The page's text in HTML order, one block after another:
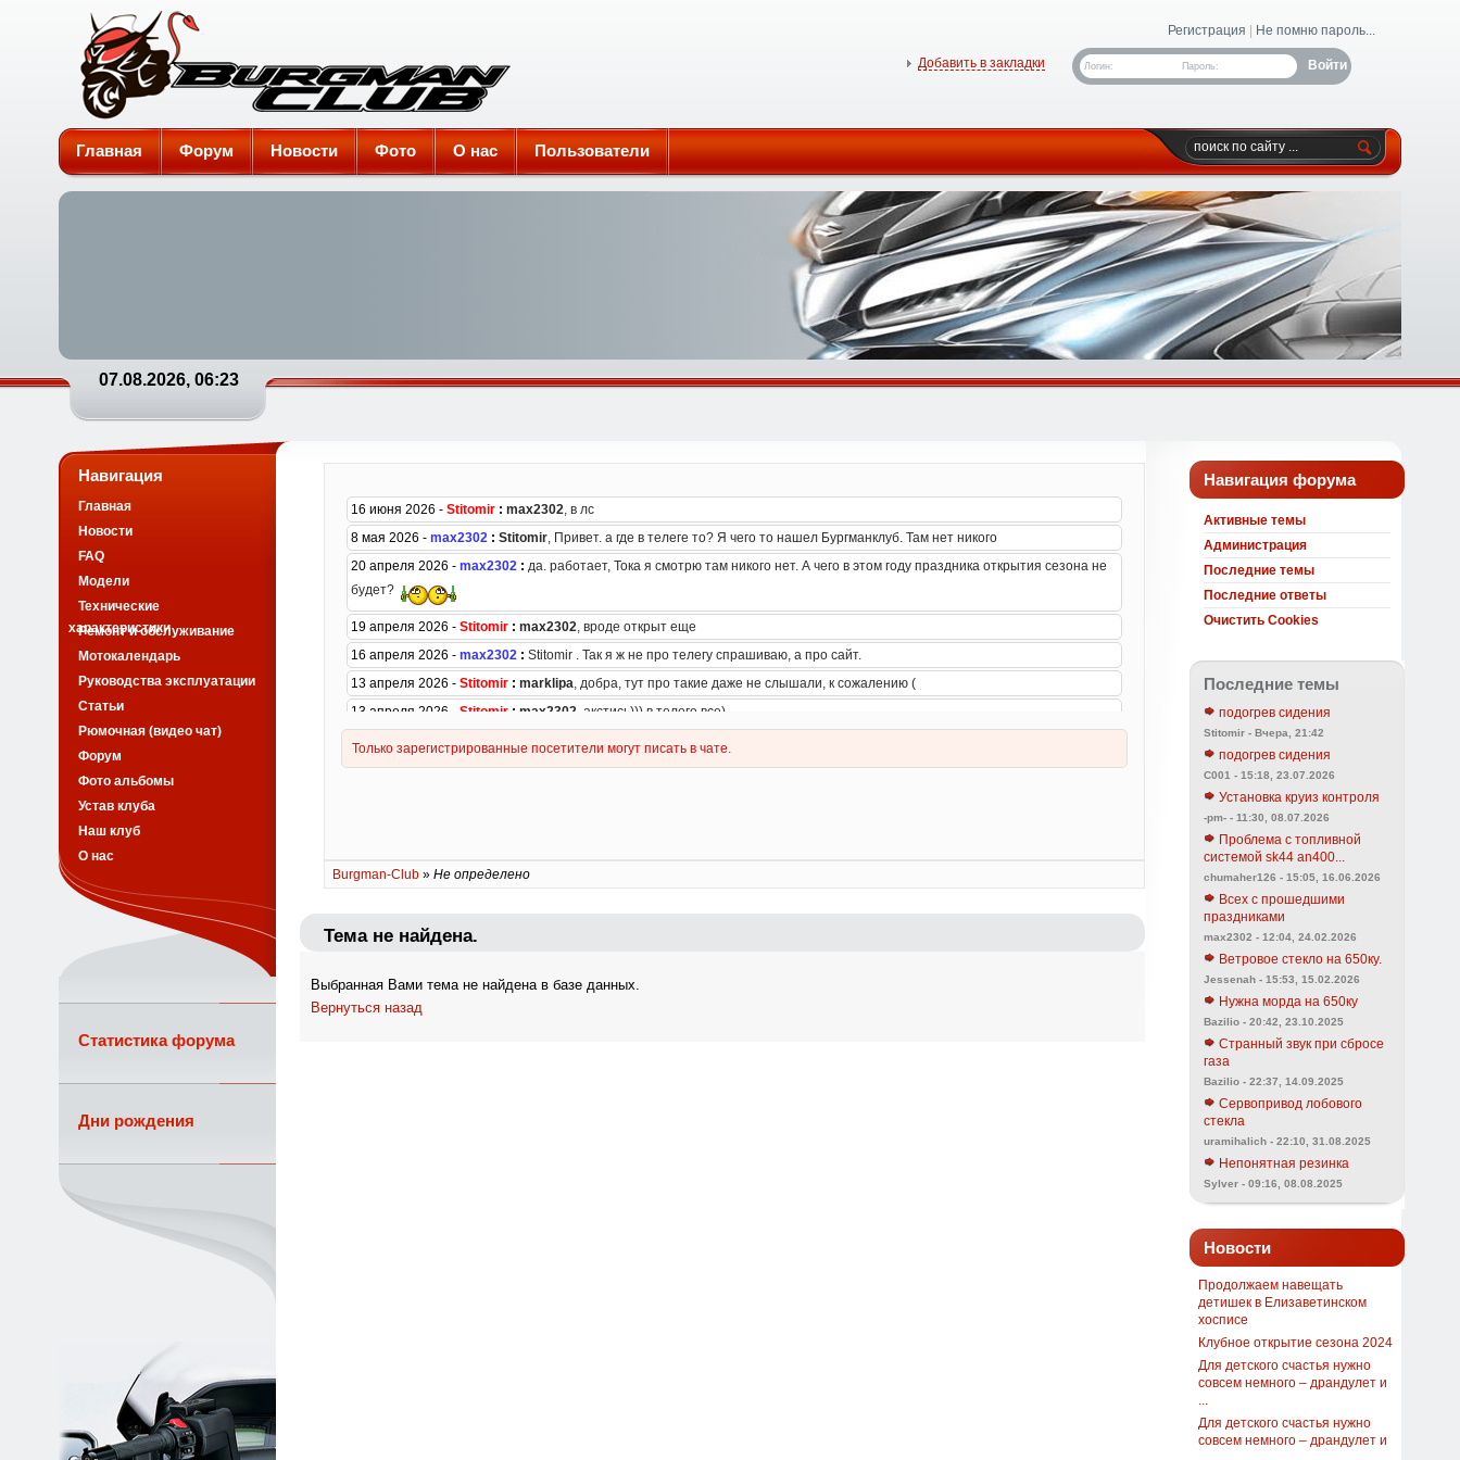
Burgman-Club
Регистрация Не помню пароль...
Логин: Пароль:
Добавить в закладки
Главная Форум Новости Фото О нас Пользователи
07.08.2026, 06:23
Burgman-Club» Не определено
Тема не найдена.
Выбранная Вами тема не найдена в базе данных.
Вернуться назад
Навигация форума
Активные темы
Администрация
Последние темы
Последние ответы
Очистить Cookies
Последние темы
подогрев сидения
Stitomir - Вчера, 21:42
подогрев сидения
C001 - 15:18, 23.07.2026
Установка круиз контроля
-pm- - 11:30, 08.07.2026
Проблема с топливной
системой sk44 an400...
chumaher126 - 15:05, 16.06.2026
Всех с прошедшими
праздниками
max2302 - 12:04, 24.02.2026
Ветровое стекло на 650ку.
Jessenah - 15:53, 15.02.2026
Нужна морда на 650ку
Bazilio - 20:42, 23.10.2025
Странный звук при сбросе
газа
Bazilio - 22:37, 14.09.2025
Сервопривод лобового
стекла
uramihalich - 22:10, 31.08.2025
Непонятная резинка
Sylver - 09:16, 08.08.2025
Новости
Продолжаем навещать
детишек в Елизаветинском
хосписе
Клубное открытие сезона 2024
Для детского счастья нужно
совсем немного – драндулет и
Для детского счастья нужно
совсем немного – драндулет и
Навигация
Главная
Новости
FAQ
Модели
Технические
характеристики
Ремонт и обслуживание
Мотокалендарь
Руководства эксплуатации
Статьи
Рюмочная (видео чат)
Форум
Фото альбомы
Устав клуба
Наш клуб
О нас
Статистика форума
Дни рождения